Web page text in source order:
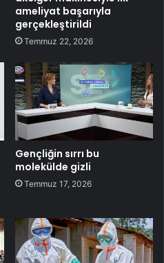
ameliyat başarıyla
gerçekleştirildi
Temmuz 22, 2026
Gençliğin sırrı bu
molekülde gizli
Temmuz 17, 2026